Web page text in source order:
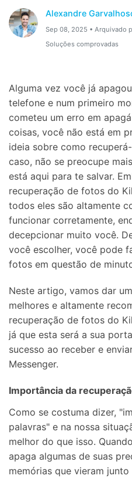
Proteção do celular
Alexandre
Sep 08, 2025 • Arquivado
Soluções comprovadas
Alguma vez você já
telefone e num primeiro
cometeu um erro em
coisas, você não está em
ideia sobre como
caso, não se preocupe
está aqui para te salvar.
recuperação de fotos do
todos eles são altamente
funcionar corretamente,
decepcionar muito você.
você escolher, você pode
fotos em questão de
Neste artigo, vamos dar
melhores e altamente
recuperação de fotos do
já que esta será a sua
sucesso ao receber e
Messenger.
Importância da
Como se costuma dizer,
palavras" e na nossa
melhor do que isso.
apaga algumas de suas
memórias que vieram